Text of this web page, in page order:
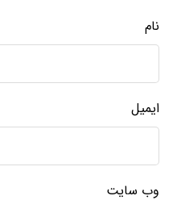
نام
ایمیل
وب‌ سایت